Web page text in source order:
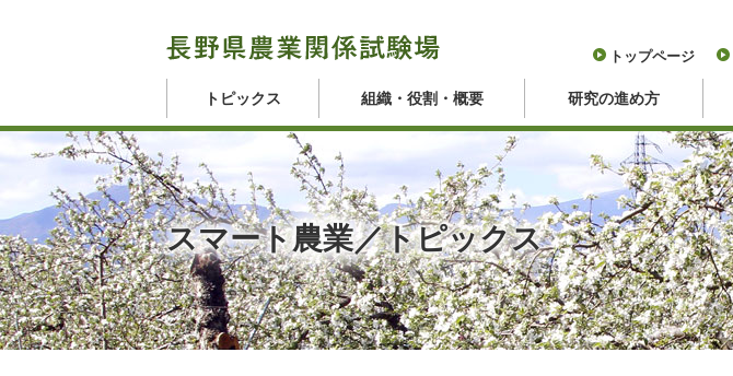
トップページ
トピックス 組織・役割・概要 研究の進め方
スマート農業／トピックス